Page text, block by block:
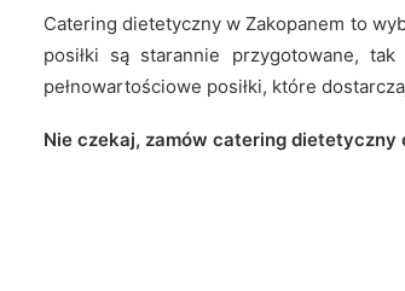
Catering dietetyczny w Zakopanem to
posiłki są starannie przygotowane,
pełnowartościowe posiłki, które
Nie czekaj, zamów catering dietetyczny